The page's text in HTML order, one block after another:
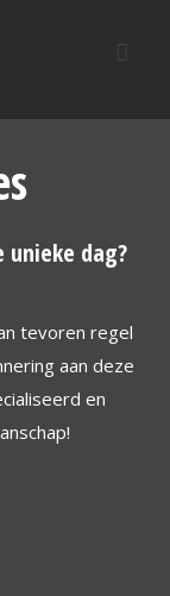
dag?
tevoren regel
aan deze
en